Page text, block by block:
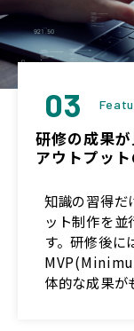
03
研修の成果
アウトプッ
知識の習得だ
ット制作を
す。研修後に
体的な成果が